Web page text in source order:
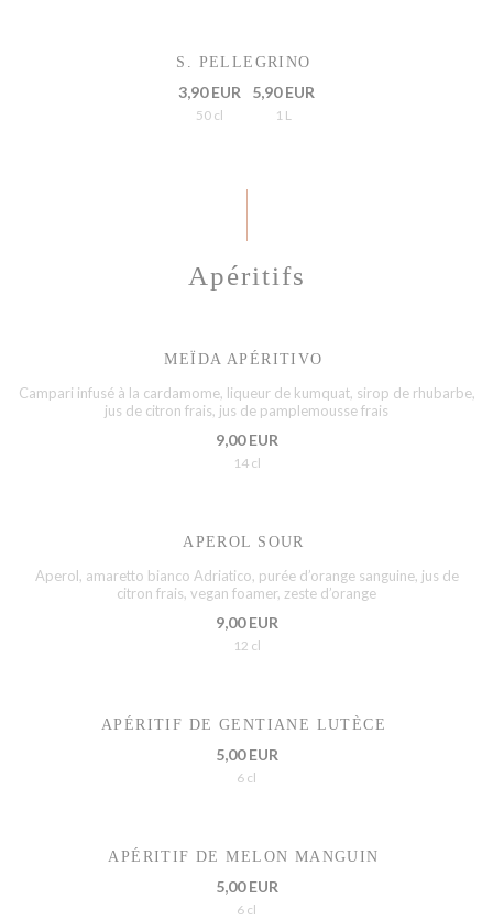
S. PELLEGRINO
3,90 EUR
50 cl
5,90 EUR
1 L
Apéritifs
MEΪDA APÉRITIVO
Campari infusé à la cardamome, liqueur de kumquat, sirop de rhubarbe,
jus de citron frais, jus de pamplemousse frais
9,00 EUR
14 cl
APEROL SOUR
Aperol, amaretto bianco Adriatico, purée d’orange sanguine, jus de
citron frais, vegan foamer, zeste d’orange
9,00 EUR
12 cl
APÉRITIF DE GENTIANE LUTÈCE
5,00 EUR
6 cl
APÉRITIF DE MELON MANGUIN
5,00 EUR
6 cl